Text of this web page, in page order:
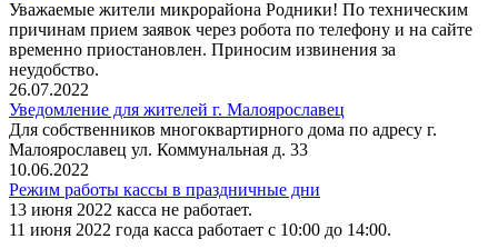
Уважаемые жители микрорайона Родники! По техническим
причинам прием заявок через робота по телефону и на сайте
временно приостановлен. Приносим извинения за
неудобство.
26.07.2022
Уведомление для жителей г. Малоярославец
Для собственников многоквартирного дома по адресу г.
Малоярославец ул. Коммунальная д. 33
10.06.2022
Режим работы кассы в праздничные дни
13 июня 2022 касса не работает.
11 июня 2022 года касса работает с 10:00 до 14:00.